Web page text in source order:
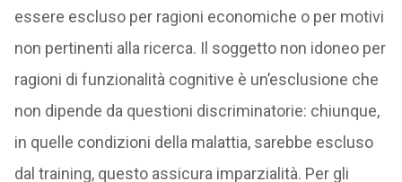
essere escluso per ragioni economiche o per motivi
non pertinenti alla ricerca. Il soggetto non idoneo per
ragioni di funzionalità cognitive è un’esclusione che
non dipende da questioni discriminatorie: chiunque,
in quelle condizioni della malattia, sarebbe escluso
dal training, questo assicura imparzialità. Per gli